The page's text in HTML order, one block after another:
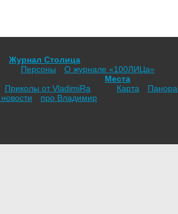
Журнал Столица
Персоны
О журнале «100ЛИЦа»
Приколы от VladimiRа
Места
Карта
про Владимир